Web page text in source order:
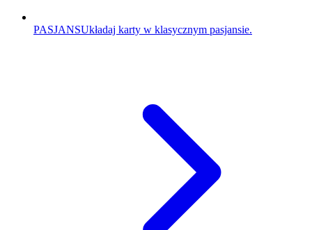
PASJANSUkładaj karty w klasycznym pasjansie.